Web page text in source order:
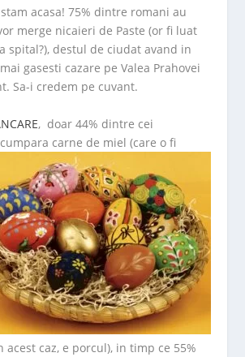
acasa! 75% dintre romani au
merge nicaieri de Paste (or fi luat
spital?), destul de ciudat avand in
gasesti cazare pe Valea Prahovei
Sa-i credem pe cuvant.
, doar 44% dintre cei
carne de miel (care o fi
acest caz, e porcul), in timp ce 55%